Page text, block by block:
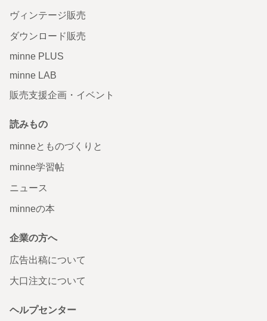
ヴィンテージ販売
ダウンロード販売
minne PLUS
minne LAB
販売支援企画・イベント
読みもの
minneとものづくりと
minne学習帖
ニュース
minneの本
企業の方へ
広告出稿について
大口注文について
ヘルプセンター